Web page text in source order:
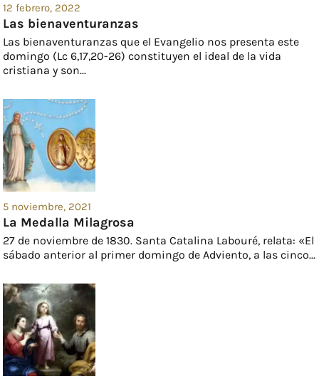
12 febrero, 2022
Las bienaventuranzas
Las bienaventuranzas que el Evangelio nos presenta este
domingo (Lc 6,17,20-26) constituyen el ideal de la vida
cristiana y son...
5 noviembre, 2021
La Medalla Milagrosa
27 de noviembre de 1830. Santa Catalina Labouré, relata: «El
sábado anterior al primer domingo de Adviento, a las cinco...